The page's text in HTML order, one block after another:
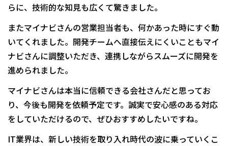
らに、技術的な知見も広くて驚きました。
またマイナビさんの営業担当者も、何かあった時にすぐ動
いてくれました。開発チームへ直接伝えにくいこともマイ
ナビさんに調整いただき、連携しながらスムーズに開発を
進められました。
マイナビさんは本当に信頼できる会社さんだと思ってお
り、今後も開発を依頼予定です。誠実で安心感のある対応
をしていただけるので、ぜひおすすめしたいですね。
IT業界は、新しい技術を取り入れ時代の波に乗っていくこ